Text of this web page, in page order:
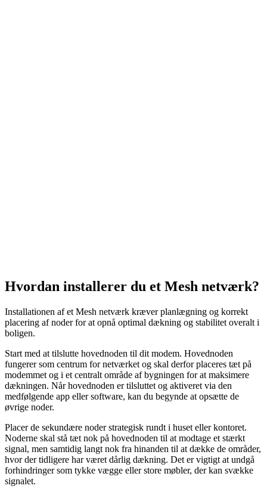
Hvordan installerer du et Mesh netværk?
Installationen af et Mesh netværk kræver planlægning og korrekt
placering af noder for at opnå optimal dækning og stabilitet overalt i
boligen.
Start med at tilslutte hovednoden til dit modem. Hovednoden
fungerer som centrum for netværket og skal derfor placeres tæt på
modemmet og i et centralt område af bygningen for at maksimere
dækningen. Når hovednoden er tilsluttet og aktiveret via den
medfølgende app eller software, kan du begynde at opsætte de
øvrige noder.
Placer de sekundære noder strategisk rundt i huset eller kontoret.
Noderne skal stå tæt nok på hovednoden til at modtage et stærkt
signal, men samtidig langt nok fra hinanden til at dække de områder,
hvor der tidligere har været dårlig dækning. Det er vigtigt at undgå
forhindringer som tykke vægge eller store møbler, der kan svække
signalet.